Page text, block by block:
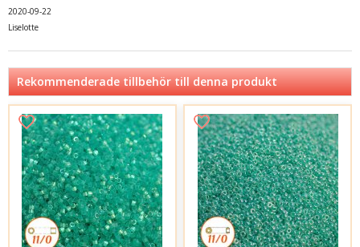
2020-09-22
Liselotte
Rekommenderade tillbehör till denna produkt